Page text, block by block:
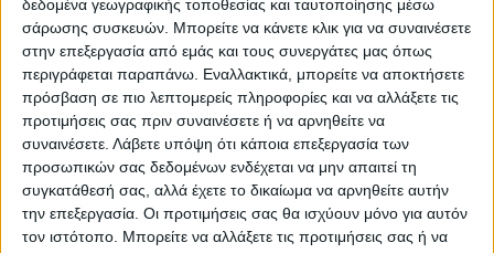
δεδομένα γεωγραφικής τοποθεσίας και ταυτοποίησης μέσω
σάρωσης συσκευών. Μπορείτε να κάνετε κλικ για να συναινέσετε
στην επεξεργασία από εμάς και τους συνεργάτες μας όπως
περιγράφεται παραπάνω. Εναλλακτικά, μπορείτε να αποκτήσετε
πρόσβαση σε πιο λεπτομερείς πληροφορίες και να αλλάξετε τις
προτιμήσεις σας πριν συναινέσετε ή να αρνηθείτε να
συναινέσετε. Λάβετε υπόψη ότι κάποια επεξεργασία των
προσωπικών σας δεδομένων ενδέχεται να μην απαιτεί τη
συγκατάθεσή σας, αλλά έχετε το δικαίωμα να αρνηθείτε αυτήν
την επεξεργασία. Οι προτιμήσεις σας θα ισχύουν μόνο για αυτόν
τον ιστότοπο. Μπορείτε να αλλάξετε τις προτιμήσεις σας ή να
Τελευταίες Ειδήσεις Σήμερα